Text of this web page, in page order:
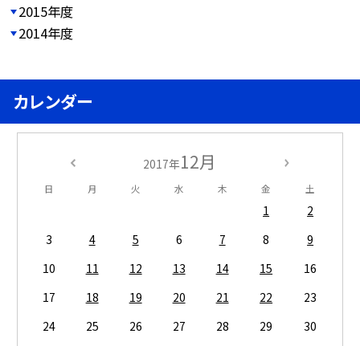
2015年度
2014年度
カレンダー
2017年12月
日 月 火 水 木 金 土
1
2
3
4 5 6 7 8
9
10
11 12 13 14 15
16
17
18 19 20 21 22
23
24
25 26 27 28 29
30